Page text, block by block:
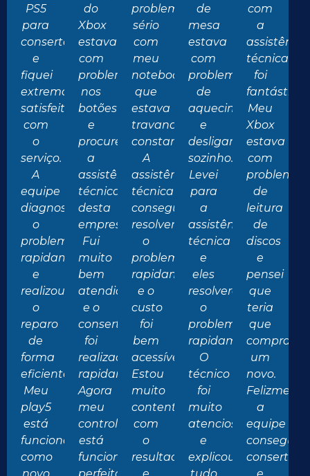
PS5
para
conserto
e
fiquei
extremamente
satisfeito
com
o
serviço.
A
equipe
diagnosticou
o
problema
rapidamente
e
realizou
o
reparo
de
forma
eficiente.
Meu
play5
está
funcionando
como
novo
do
Xbox
estava
com
problemas
nos
botões
e
procurei
a
assistência
técnica
desta
empresa.
Fui
muito
bem
atendido
e o
conserto
foi
realizado
rapidamente.
Agora
meu
controle
está
funcionando
perfeitamente.
problema
sério
com
meu
notebook
que
estava
travando
constantemente.
A
assistência
técnica
conseguiu
resolver
o
problema
rapidamente
e o
custo
foi
bem
acessível.
Estou
muito
contente
com
o
resultado
e
de
mesa
estava
com
problemas
de
aquecimento
e
desligando
sozinho.
Levei
para
a
assistência
técnica
e
eles
resolveram
o
problema
rapidamente.
O
técnico
foi
muito
atencioso
e
explicou
tudo
com
a
assistência
técnica
foi
fantástica.
Meu
Xbox
estava
com
problemas
de
leitura
de
discos
e
pensei
que
teria
que
comprar
um
novo.
a
equipe
conseguiu
consertar
e